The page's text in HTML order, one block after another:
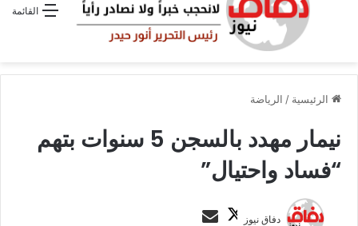
القائمة
الرئيسية / الرياضة
نيمار مهدد بالسجن 5 سنوات بتهم
“فساد واحتيال”
دفاق نيوز
ت